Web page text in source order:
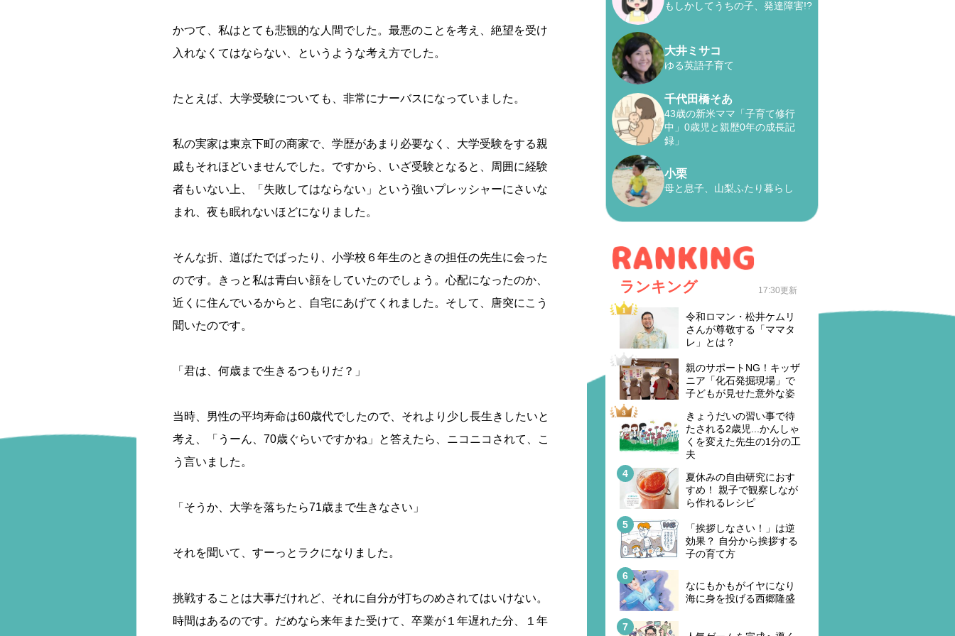
かつて、私はとても悲観的な人間でした。最悪のことを考え、絶望を受け
入れなくてはならない、というような考え方でした。
たとえば、大学受験についても、非常にナーバスになっていました。
私の実家は東京下町の商家で、学歴があまり必要なく、大学受験をする親
戚もそれほどいませんでした。ですから、いざ受験となると、周囲に経験
者もいない上、「失敗してはならない」という強いプレッシャーにさいな
まれ、夜も眠れないほどになりました。
そんな折、道ばたでばったり、小学校６年生のときの担任の先生に会った
のです。きっと私は青白い顔をしていたのでしょう。心配になったのか、
近くに住んでいるからと、自宅にあげてくれました。そして、唐突にこう
聞いたのです。
「君は、何歳まで生きるつもりだ？」
当時、男性の平均寿命は60歳代でしたので、それより少し長生きしたいと
考え、「うーん、70歳ぐらいですかね」と答えたら、ニコニコされて、こ
う言いました。
「そうか、大学を落ちたら71歳まで生きなさい」
それを聞いて、すーっとラクになりました。
挑戦することは大事だけれど、それに自分が打ちのめされてはいけない。
時間はあるのです。だめなら来年また受けて、卒業が１年遅れた分、１年
もしかしてうちの子、発達障害!?
大井ミサコ
ゆる英語子育て
千代田橋そあ
43歳の新米ママ「子育て修行
中」0歳児と親歴0年の成長記
録」
小栗
母と息子、山梨ふたり暮らし
ランキング 17:30更新
令和ロマン・松井ケムリ
さんが尊敬する「ママタ
レ」とは？
親のサポートNG！キッザ
ニア「化石発掘現場」で
子どもが見せた意外な姿
きょうだいの習い事で待
たされる2歳児...かんしゃ
くを変えた先生の1分の工
夫
夏休みの自由研究におす
すめ！ 親子で観察しなが
ら作れるレシピ
「挨拶しなさい！」は逆
効果？ 自分から挨拶する
子の育て方
なにもかもがイヤになり
海に身を投げる西郷隆盛